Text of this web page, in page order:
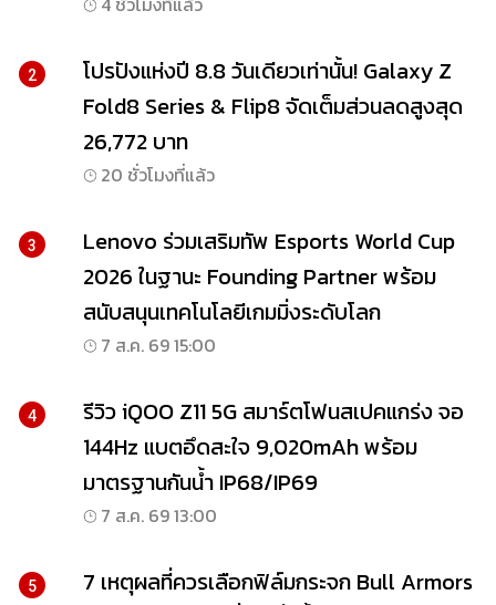
2
โปรปังแห่งปี 8.8 วันเดียวเท่านั้น! Galaxy Z
Fold8 Series & Flip8 จัดเต็มส่วนลดสูงสุด
26,772 บาท
20 ชั่วโมงที่แล้ว
3
Lenovo ร่วมเสริมทัพ Esports World Cup
2026 ในฐานะ Founding Partner พร้อม
สนับสนุนเทคโนโลยีเกมมิ่งระดับโลก
7 ส.ค. 69 15:00
4
รีวิว iQOO Z11 5G สมาร์ตโฟนสเปคแกร่ง จอ
144Hz แบตอึดสะใจ 9,020mAh พร้อม
มาตรฐานกันน้ำ IP68/IP69
7 ส.ค. 69 13:00
5
7 เหตุผลที่ควรเลือกฟิล์มกระจก Bull Armors